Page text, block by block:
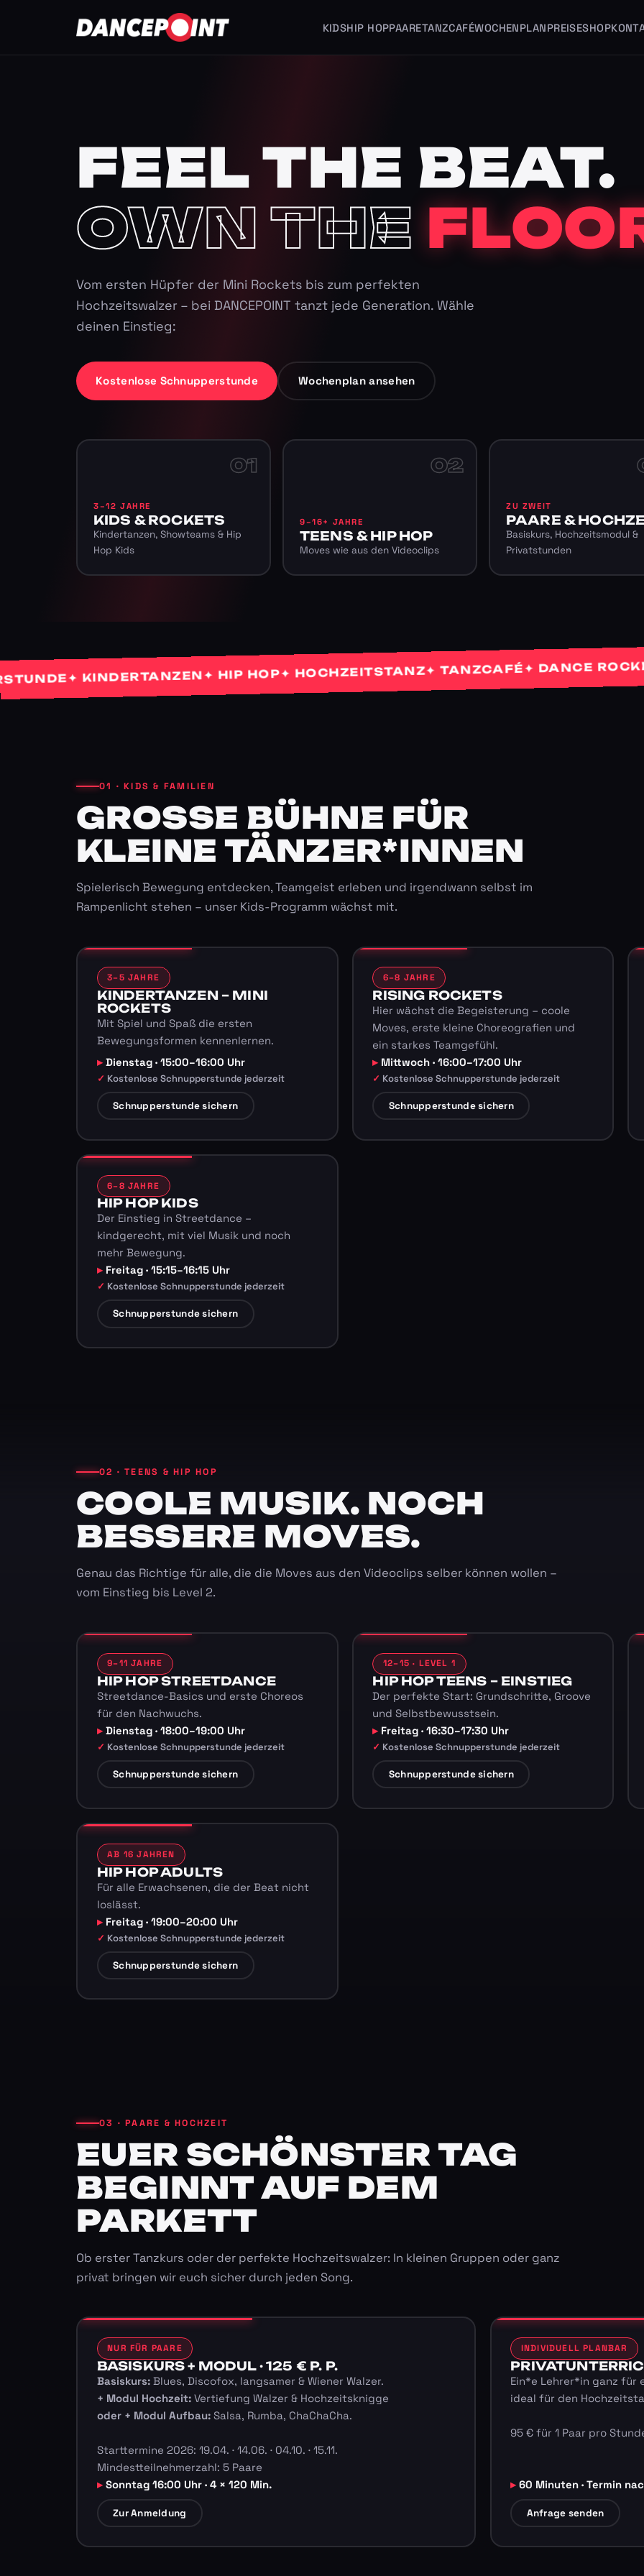
KIDSHIP HOPPAARETANZCAFÉWOCHENPLANPREISESHOP
FEEL THE BEAT.
OWN THE
Vom ersten Hüpfer der Mini Rockets bis zum perfekten
Hochzeitswalzer – bei DANCEPOINT tanzt jede Generation. Wähle
deinen Einstieg:
Kostenlose Schnupperstunde Wochenplan ansehen
01
3–12 JAHRE
KIDS & ROCKETS
Kindertanzen, Showteams & Hip
Hop Kids
02
9–16+ JAHRE
TEENS & HIP HOP
Moves wie aus den Videoclips
ZU ZWEIT
PAARE &
Basiskurs, Hochzeitsmodul &
Privatstunden
✦ KINDERTANZEN✦ HIP HOP✦ HOCHZEITSTANZ✦ TANZCAFÉ✦ DANCE ROCKETS✦
01 · KIDS & FAMILIEN
GROSSE BÜHNE FÜR K
LEINE TÄNZER*INNEN
Spielerisch Bewegung entdecken, Teamgeist erleben und irgendwann selbst im
Rampenlicht stehen – unser Kids-Programm wächst mit.
3–5 JAHRE
KINDERTANZEN – MINI
ROCKETS
Mit Spiel und Spaß die ersten
Bewegungsformen kennenlernen.
Dienstag · 15:00–16:00 Uhr
Kostenlose Schnupperstunde jederzeit
Schnupperstunde sichern
6–8 JAHRE
RISING ROCKETS
Hier wächst die Begeisterung – coole
Moves, erste kleine Choreografien und
ein starkes Teamgefühl.
Mittwoch · 16:00–17:00 Uhr
Kostenlose Schnupperstunde jederzeit
Schnupperstunde sichern
6–8 JAHRE
HIP HOP KIDS
Der Einstieg in Streetdance –
kindgerecht, mit viel Musik und noch
mehr Bewegung.
Freitag · 15:15–16:15 Uhr
Kostenlose Schnupperstunde jederzeit
Schnupperstunde sichern
02 · TEENS & HIP HOP
COOLE MUSIK. NOCH
BESSERE MOVES.
Genau das Richtige für alle, die die Moves aus den Videoclips selber können wollen –
vom Einstieg bis Level 2.
9–11 JAHRE
HIP HOP STREETDANCE
Streetdance-Basics und erste Choreos
für den Nachwuchs.
Dienstag · 18:00–19:00 Uhr
Kostenlose Schnupperstunde jederzeit
Schnupperstunde sichern
12–15 · LEVEL 1
HIP HOP TEENS – EINSTIEG
Der perfekte Start: Grundschritte, Groove
und Selbstbewusstsein.
Freitag · 16:30–17:30 Uhr
Kostenlose Schnupperstunde jederzeit
Schnupperstunde sichern
AB 16 JAHREN
HIP HOP ADULTS
Für alle Erwachsenen, die der Beat nicht
loslässt.
Freitag · 19:00–20:00 Uhr
Kostenlose Schnupperstunde jederzeit
Schnupperstunde sichern
03 · PAARE & HOCHZEIT
EUER SCHÖNSTER TAG
BEGINNT AUF DEM
PARKETT
Ob erster Tanzkurs oder der perfekte Hochzeitswalzer: In kleinen Gruppen oder ganz
privat bringen wir euch sicher durch jeden Song.
NUR FÜR PAARE
BASISKURS + MODUL · 125 € P. P.
Basiskurs:Blues, Discofox, langsamer & Wiener Walzer.
+ Modul Hochzeit:Vertiefung Walzer & Hochzeitsknigge
oder + Modul Aufbau:Salsa, Rumba, ChaChaCha.
Starttermine 2026: 19.04. · 14.06. · 04.10. · 15.11.
Mindestteilnehmerzahl: 5 Paare
Sonntag 16:00 Uhr · 4 × 120 Min.
Zur Anmeldung
INDIVIDUELL PLANBAR
Ein*e Lehrer*in ganz für
ideal für den
95 € für 1 Paar pro
60 Minuten · Termin
Anfrage senden